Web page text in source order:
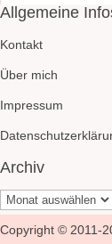
Allgemeine
Kontakt
Über mich
Impressum
Archiv
Archiv
Copyright © 2011-